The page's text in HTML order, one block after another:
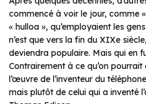
commencé à voir le jour, comme
« hulloa », qu’employaient les
n’est que vers la fin du XIXe
deviendra populaire. Mais qui en
Contrairement à ce qu’on pourrait
l’œuvre de l’inventeur du
mais plutôt de celui qui a inventé